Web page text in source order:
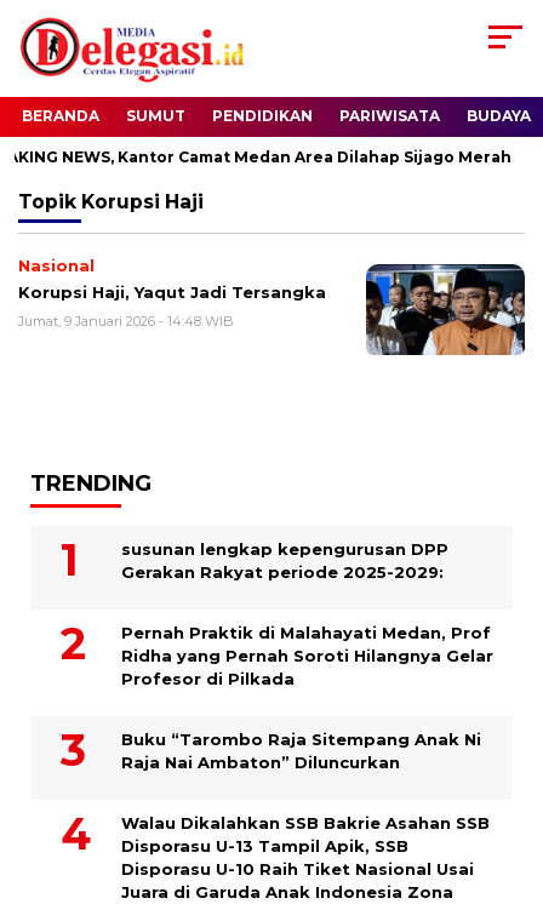
BERANDA SUMUT PENDIDIKAN PARIWISATA BUDAYA
NEWS, Kantor Camat Medan Area Dilahap Sijago Merah
Topik Korupsi Haji
Nasional
Korupsi Haji, Yaqut Jadi Tersangka
Jumat, 9 Januari 2026 - 14:48 WIB
TRENDING
susunan lengkap kepengurusan DPP
Gerakan Rakyat periode 2025-2029:
Pernah Praktik di Malahayati Medan, Prof
Ridha yang Pernah Soroti Hilangnya Gelar
Profesor di Pilkada
Buku “Tarombo Raja Sitempang Anak Ni
Raja Nai Ambaton” Diluncurkan
Walau Dikalahkan SSB Bakrie Asahan SSB
Disporasu U-13 Tampil Apik, SSB
Disporasu U-10 Raih Tiket Nasional Usai
Juara di Garuda Anak Indonesia Zona